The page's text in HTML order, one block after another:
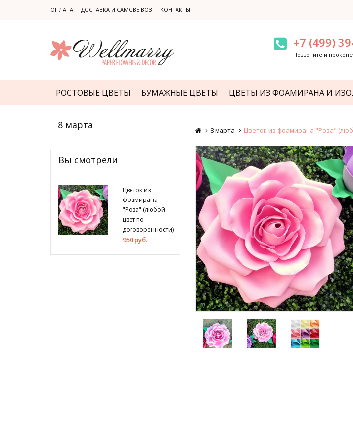
ОПЛАТА ДОСТАВКА И САМОВЫВОЗ КОНТАКТЫ
+7 (499)
Позвоните и
РОСТОВЫЕ ЦВЕТЫ БУМАЖНЫЕ ЦВЕТЫ ЦВЕТЫ ИЗ ФОАМИРАНА И
8 марта
Вы смотрели
Цветок из
фоамирана
"Роза" (любой
цвет по
договоренности)
950 руб.
8 марта Цветок из фоамирана "Роза"